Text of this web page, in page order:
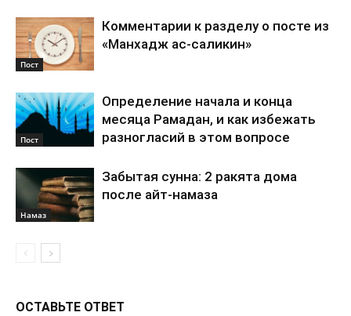
Пост
Комментарии к разделу о посте из
«Манхадж ас-саликин»
Пост
Определение начала и конца
месяца Рамадан, и как избежать
разногласий в этом вопросе
Намаз
Забытая сунна: 2 ракята дома
после айт-намаза
ОСТАВЬТЕ ОТВЕТ